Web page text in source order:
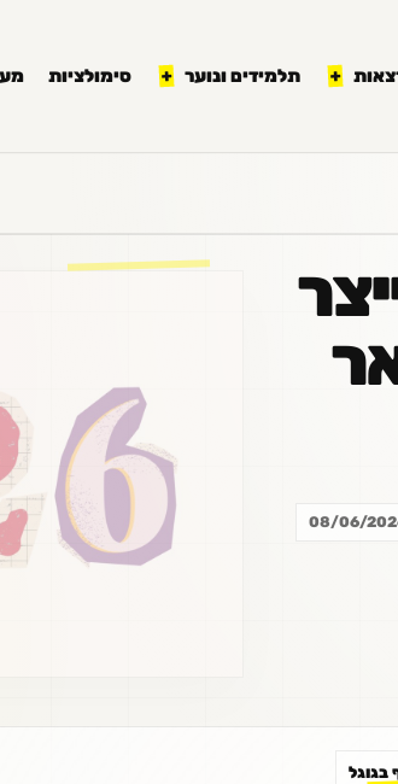
תלמידים ונוער סימולציות
בגוגל